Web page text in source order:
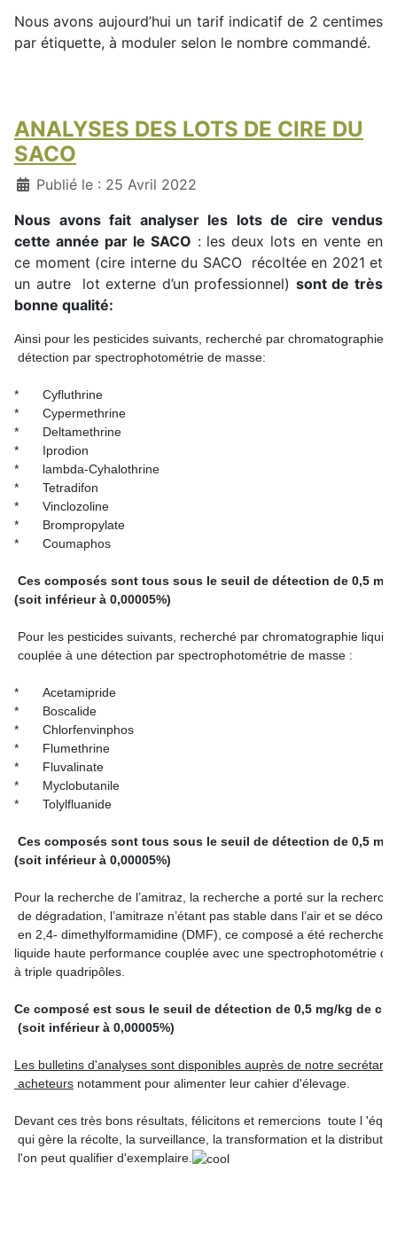
Nous avons aujourd’hui un tarif indicatif de 2 centimes
par étiquette, à moduler selon le nombre commandé.
ANALYSES DES LOTS DE CIRE DU
SACO
DétailsPublié le : 25 Avril 2022
Nous avons fait analyser les lots de cire vendus
cette année par le SACO : les deux lots en vente en
ce moment (cire interne du SACO récoltée en 2021 et
un autre lot externe d’un professionnel) sont de très
bonne qualité:
Ainsi pour les pesticides suivants, recherché par chromatographie
détection par spectrophotométrie de masse:
*	Cyfluthrine
*	Cypermethrine
*	Deltamethrine
*	Iprodion
*	lambda-Cyhalothrine
*	Tetradifon
*	Vinclozoline
*	Brompropylate
*	Coumaphos
Ces composés sont tous sous le seuil de détection de 0,5
(soit inférieur à 0,00005%)
Pour les pesticides suivants, recherché par chromatographie
couplée à une détection par spectrophotométrie de masse :
*	Acetamipride
*	Boscalide
*	Chlorfenvinphos
*	Flumethrine
*	Fluvalinate
*	Myclobutanile
Ces composés sont tous sous le seuil de détection de 0,5
(soit inférieur à 0,00005%)
Pour la recherche de l’amitraz, la recherche a porté sur la
de dégradation, l’amitraze n’étant pas stable dans l’air et se
en 2,4- dimethylformamidine (DMF), ce composé a été recherche
liquide haute performance couplée avec une spectrophotométrie
à triple quadripôles.
Ce composé est sous le seuil de détection de 0,5 mg/kg de cire
(soit inférieur à 0,00005%)
Les bulletins d'analyses sont disponibles auprès de notre
acheteurs notamment pour alimenter leur cahier d'élevage.
Devant ces très bons résultats, félicitons et remercions  toute l
qui gère la récolte, la surveillance, la transformation et la
l'on peut qualifier d'exemplaire.